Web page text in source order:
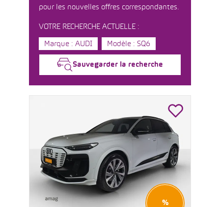
pour les nouvelles offres correspondantes.
VOTRE RECHERCHE ACTUELLE :
Marque : AUDI Modèle : SQ6
Sauvegarder la recherche
%